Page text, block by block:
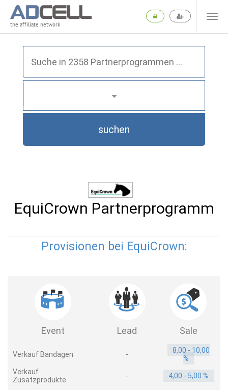
the affiliate network
suchen
EquiCrown Partnerprogramm
Provisionen bei EquiCrown:
Event Lead Sale
Verkauf Bandagen -
8,00 - 10,00
%
Verkauf
Zusatzprodukte
- 4,00 - 5,00 %